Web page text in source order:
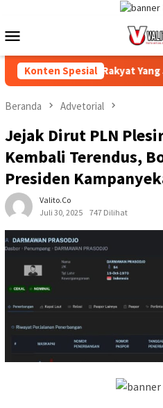
konten
Mobile
Konten Spesial
Bukan Rakyat Yang Jahat,
Beranda Advetorial
Jejak Dirut PLN
Kembali Terendus,
Presiden
Valito.co
Juli 30, 2025
747 Dilihat